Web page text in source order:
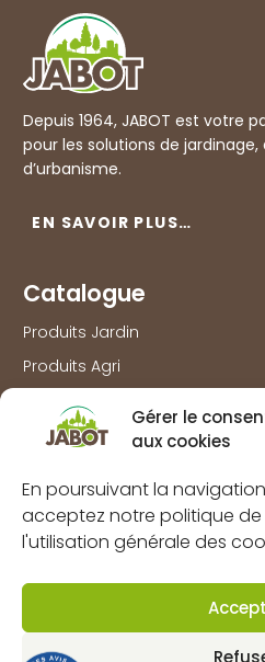
Gérer le
aux cookies
En poursuivant la
acceptez notre politique
l'utilisation générale des
Depuis 1964, JABOT est votre
pour les solutions de
d’urbanisme.
EN SAVOIR PLUS…
Catalogue
Produits Jardin
Produits Agri
Produits Outillage & Protection
Information
FAQs